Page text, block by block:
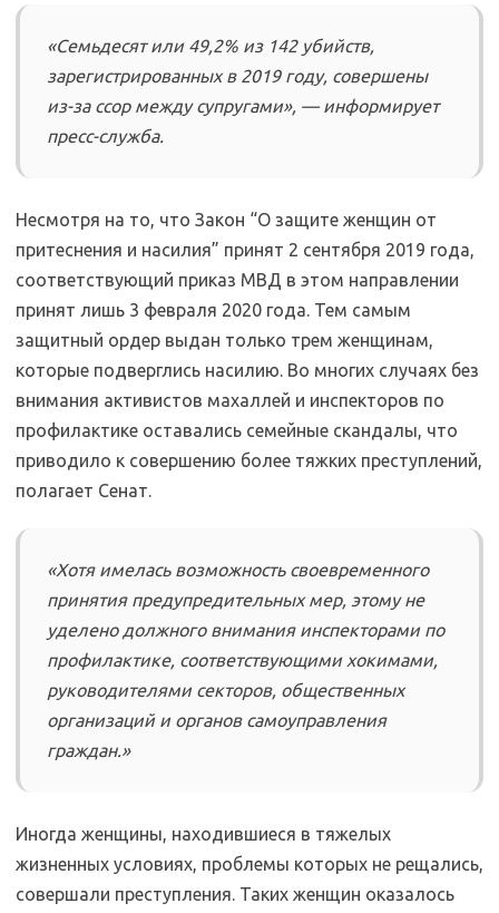
«Семьдесят или 49,2% из 142 убийств,
зарегистрированных в 2019 году, совершены
из-за ссор между супругами», — информирует
пресс-служба.
Несмотря на то, что Закон “О защите женщин от
притеснения и насилия” принят 2 сентября 2019 года,
соответствующий приказ МВД в этом направлении
принят лишь 3 февраля 2020 года. Тем самым
защитный ордер выдан только трем женщинам,
которые подверглись насилию. Во многих случаях без
внимания активистов махаллей и инспекторов по
профилактике оставались семейные скандалы, что
приводило к совершению более тяжких преступлений,
полагает Сенат.
«Хотя имелась возможность своевременного
принятия предупредительных мер, этому не
уделено должного внимания инспекторами по
профилактике, соответствующими хокимами,
руководителями секторов, общественных
организаций и органов самоуправления
граждан.»
Иногда женщины, находившиеся в тяжелых
жизненных условиях, проблемы которых не рещались,
совершали преступления. Таких женщин оказалось